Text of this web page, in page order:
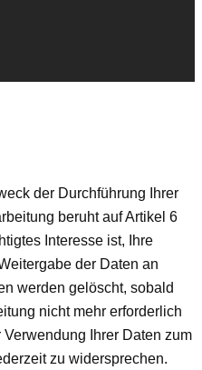
der Durchführung Ihrer
beruht auf Artikel 6
Interesse ist, Ihre
der Daten an
werden gelöscht, sobald
nicht mehr erforderlich
Ihrer Daten zum
zu widersprechen.